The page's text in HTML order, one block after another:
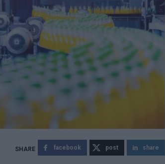
facebook post share